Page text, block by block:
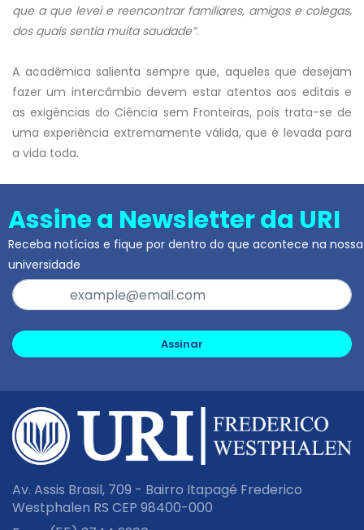
que a que levei e reencontrar familiares, amigos e colegas,
dos quais sentia muita saudade”.
A acadêmica salienta sempre que, aqueles que desejam
fazer um intercâmbio devem estar atentos aos editais e
as exigências do Ciência sem Fronteiras, pois trata-se de
uma experiência extremamente válida, que é levada para
a vida toda.
Assine a Newsletter da URI
Receba notícias e fique por dentro do que acontece na nossa
universidade
Assinar
Av. Assis Brasil, 709 - Bairro Itapagé Frederico
Westphalen RS CEP 98400-000